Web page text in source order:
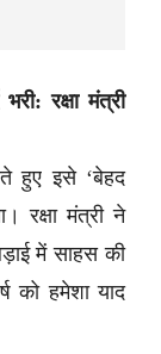
रक्षा मंत्री
हुए इसे ‘बेहद
रक्षा मंत्री ने
में साहस की
को हमेशा याद